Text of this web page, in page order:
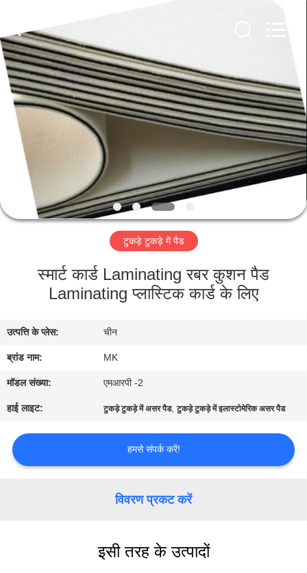
घर
उत्पाद
वीडियो
हमारे
बारे
कारखाने
दौरा
गुणवत्ता
नियंत्रण
हमसे
संपर्क
Limited.
All
Rights
Reserved.
टुकड़े टुकड़े में पैड
स्मार्ट कार्ड Laminating रबर कुशन पैड
Laminating प्लास्टिक कार्ड के लिए
उत्पत्ति के प्लेस: चीन
ब्रांड नाम: MK
मॉडल संख्या: एमआरपी -2
हाई लाइट: टुकड़े टुकड़े में असर पैड,टुकड़े टुकड़े में इलास्टोमेरिक असर पैड
हमसे संपर्क करें!
विवरण प्रकट करें
इसी तरह के उत्पादों